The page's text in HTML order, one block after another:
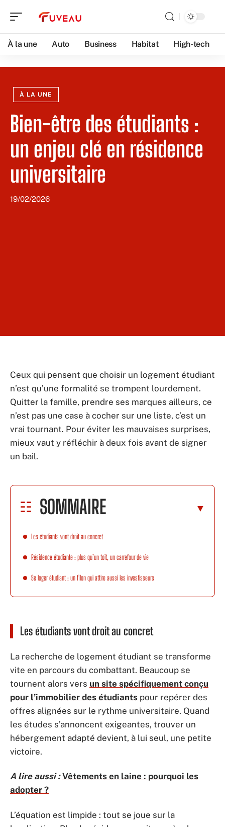
À la une Auto Business Habitat High-tech
À LA UNE
Bien-être des étudiants :
un enjeu clé en résidence
universitaire
19/02/2026
Ceux qui pensent que choisir un logement étudiant
n’est qu’une formalité se trompent lourdement.
Quitter la famille, prendre ses marques ailleurs, ce
n’est pas une case à cocher sur une liste, c’est un
vrai tournant. Pour éviter les mauvaises surprises,
mieux vaut y réfléchir à deux fois avant de signer
un bail.
SOMMAIRE
Les étudiants vont droit au concret
Résidence étudiante : plus qu’un toit, un carrefour de vie
Se loger étudiant : un filon qui attire aussi les investisseurs
Les étudiants vont droit au concret
La recherche de logement étudiant se transforme
vite en parcours du combattant. Beaucoup se
tournent alors vers un site spécifiquement conçu
pour l’immobilier des étudiants pour repérer des
offres alignées sur le rythme universitaire. Quand
les études s’annoncent exigeantes, trouver un
hébergement adapté devient, à lui seul, une petite
victoire.
A lire aussi : Vêtements en laine : pourquoi les
adopter ?
L’équation est limpide : tout se joue sur la